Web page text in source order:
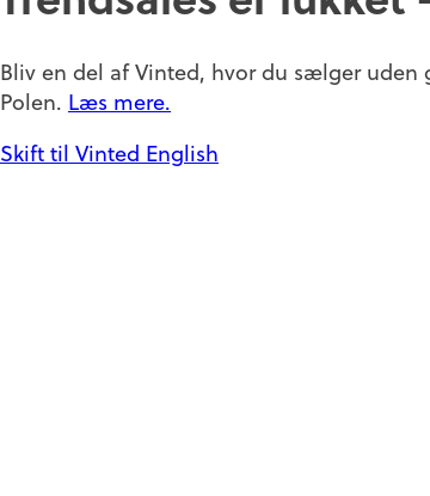
Bliv en del af Vinted, hvor du sælger uden
Polen. Læs mere.
Skift til Vinted English